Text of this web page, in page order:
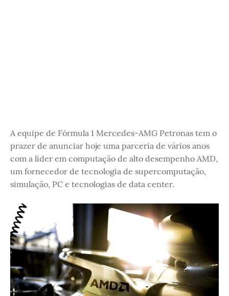
A equipe de Fórmula 1 Mercedes-AMG Petronas tem o
prazer de anunciar hoje uma parceria de vários anos
com a líder em computação de alto desempenho AMD,
um fornecedor de tecnologia de supercomputação,
simulação, PC e tecnologias de data center.